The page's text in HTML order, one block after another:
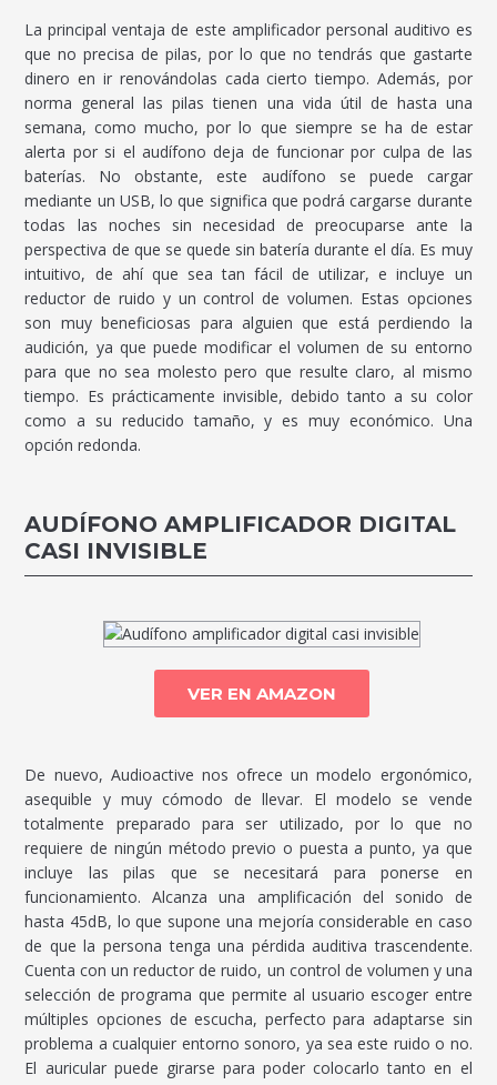
La principal ventaja de este amplificador personal auditivo es
que no precisa de pilas, por lo que no tendrás que gastarte
dinero en ir renovándolas cada cierto tiempo. Además, por
norma general las pilas tienen una vida útil de hasta una
semana, como mucho, por lo que siempre se ha de estar
alerta por si el audífono deja de funcionar por culpa de las
baterías. No obstante, este audífono se puede cargar
mediante un USB, lo que significa que podrá cargarse durante
todas las noches sin necesidad de preocuparse ante la
perspectiva de que se quede sin batería durante el día. Es muy
intuitivo, de ahí que sea tan fácil de utilizar, e incluye un
reductor de ruido y un control de volumen. Estas opciones
son muy beneficiosas para alguien que está perdiendo la
audición, ya que puede modificar el volumen de su entorno
para que no sea molesto pero que resulte claro, al mismo
tiempo. Es prácticamente invisible, debido tanto a su color
como a su reducido tamaño, y es muy económico. Una
opción redonda.
AUDÍFONO AMPLIFICADOR DIGITAL
CASI INVISIBLE
VER EN AMAZON
De nuevo, Audioactive nos ofrece un modelo ergonómico,
asequible y muy cómodo de llevar. El modelo se vende
totalmente preparado para ser utilizado, por lo que no
requiere de ningún método previo o puesta a punto, ya que
incluye las pilas que se necesitará para ponerse en
funcionamiento. Alcanza una amplificación del sonido de
hasta 45dB, lo que supone una mejoría considerable en caso
de que la persona tenga una pérdida auditiva trascendente.
Cuenta con un reductor de ruido, un control de volumen y una
selección de programa que permite al usuario escoger entre
múltiples opciones de escucha, perfecto para adaptarse sin
problema a cualquier entorno sonoro, ya sea este ruido o no.
El auricular puede girarse para poder colocarlo tanto en el